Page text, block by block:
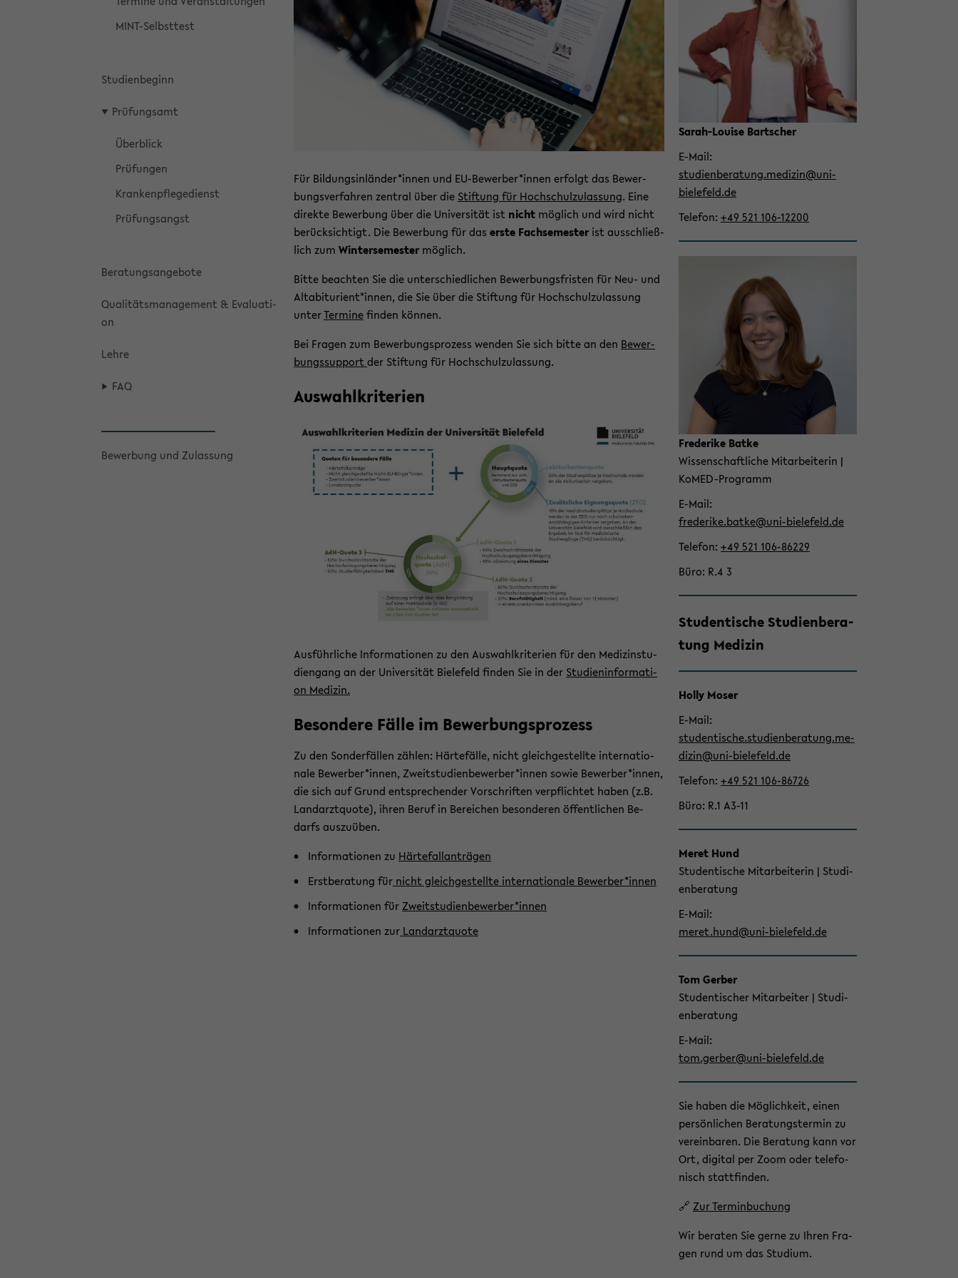
MINT-​Selbsttest
Stu­di­en­be­ginn
Prü­fungs­amt
Über­blick
Prü­fun­gen
Kran­ken­pfle­ge­dienst
Prü­fungs­angst
Be­ra­tungs­an­ge­bo­te
Qua­li­täts­ma­nage­ment & Eva­lua­ti­
on
Lehre
FAQ
Be­wer­bung und Zu­las­sung
seln
Sarah-​Louise Bart­scher
E-​Mail
stu­di­en­be­ra­tung.me­di­zin@uni-​
bielefeld.de
Te­le­fon +49 521 106-​12200
Fre­de­ri­ke Batke
Wis­sen­schaft­li­che Mit­ar­bei­te­rin |
KoMED-​Programm
E-​Mail
fre­de­ri­ke.batke@uni-​bielefeld.de
Te­le­fon +49 521 106-​86229
Büro R.4 3
Stu­den­ti­sche Stu­di­en­be­ra­
tung Me­di­zin
Holly Moser
E-​Mail
stu­den­ti­sche.stu­di­en­be­ra­tung.me­
di­zin@uni-​bielefeld.de
Te­le­fon +49 521 106-​86726
Büro R.1 A3-11
Meret Hund
Stu­den­ti­sche Mit­ar­bei­te­rin | Stu­di­
en­be­ra­tung
E-​Mail
meret.hund@uni-​bielefeld.de
Tom Ger­ber
Stu­den­ti­scher Mit­ar­bei­ter | Stu­di­
en­be­ra­tung
E-​Mail
tom.ger­ber@uni-​bielefeld.de
Sie haben die Mög­lich­keit, einen
per­sön­li­chen Be­ra­tungs­ter­min zu
ver­ein­ba­ren. Die Be­ra­tung kann vor
Ort, di­gi­tal per Zoom oder te­le­fo­
nisch statt­fin­den.
🔗Zur Ter­min­bu­chung
Wir be­ra­ten Sie gerne zu Ihren Fra­
gen rund um das Stu­di­um.
Für Bil­dungs­in­län­der*innen und EU-​Bewerber*innen er­folgt das Be­wer­
bungs­ver­fah­ren zen­tral über die Stif­tung für Hoch­schul­zu­las­sung. Eine
di­rek­te Be­wer­bung über die Uni­ver­si­tät ist nicht mög­lich und wird nicht
be­rück­sich­tigt. Die Be­wer­bung für das erste Fach­se­mes­terist aus­schließ­
lich zum Win­ter­se­mes­termög­lich.
Bitte be­ach­ten Sie die un­ter­schied­li­chen Be­wer­bungs­fris­ten für Neu- und
Alt­ab­itu­ri­ent*innen, die Sie über die Stif­tung für Hoch­schul­zu­las­sung
unterTer­mi­nefin­den kön­nen.
Bei Fra­gen zum Be­wer­bungs­pro­zess wen­den Sie sich bitte an den Be­wer­
bungs­sup­portder Stif­tung für Hoch­schul­zu­las­sung.
Aus­wahl­kri­te­ri­en
Aus­führ­li­che In­for­ma­tio­nen zu den Aus­wahl­kri­te­ri­en für den Me­di­zin­stu­
di­en­gang an der Uni­ver­si­tät Bie­le­feld fin­den Sie in der Stu­di­en­in­for­ma­ti­
on Me­di­zin.
Be­son­de­re Fälle im Be­wer­bungs­pro­zess
Zu den Son­der­fäl­len zäh­len: Här­te­fäl­le, nicht gleich­ge­stell­te in­ter­na­tio­
na­le Be­wer­ber*innen, Zweit­stu­di­en­be­wer­ber*innen sowie Be­wer­ber*innen,
die sich auf Grund ent­spre­chen­der Vor­schrif­ten ver­pflich­tet haben (z.B.
Land­arzt­quo­te), ihren Beruf in Be­rei­chen be­son­de­ren öf­fent­li­chen Be­
darfs aus­zu­üben.
In­for­ma­tio­nen zu Här­te­fall­an­trä­gen
Erst­be­ra­tung für nicht gleich­ge­stell­te in­ter­na­tio­na­le Be­wer­ber*innen
In­for­ma­tio­nen fürZweit­stu­di­en­be­wer­ber*innen
In­for­ma­tio­nen zur Land­arzt­quo­te